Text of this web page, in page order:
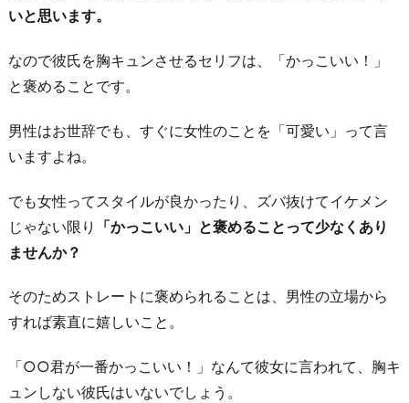
か
も
だ
け
見
て
い
ね！」
4.
「○
○
いと思います。
なので彼氏を胸キュンさせるセリフは、「かっこいい！」
と褒めることです。
男性はお世辞でも、すぐに女性のことを「可愛い」って言
いますよね。
でも女性ってスタイルが良かったり、ズバ抜けてイケメン
じゃない限り
「かっこいい」と褒めることって少なくあり
ませんか？
そのためストレートに褒められることは、男性の立場から
すれば素直に嬉しいこと。
「○○君が一番かっこいい！」なんて彼女に言われて、胸キ
ュンしない彼氏はいないでしょう。